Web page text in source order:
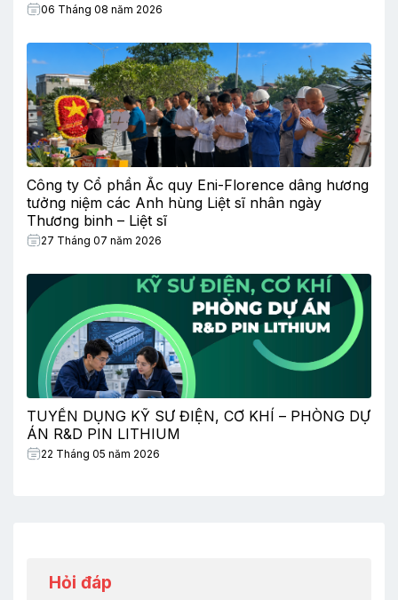
06 Tháng 08 năm 2026
Công ty Cổ phần Ắc quy Eni-Florence dâng hương
tưởng niệm các Anh hùng Liệt sĩ nhân ngày
Thương binh – Liệt sĩ
27 Tháng 07 năm 2026
TUYỂN DỤNG KỸ SƯ ĐIỆN, CƠ KHÍ – PHÒNG DỰ
ÁN R&D PIN LITHIUM
22 Tháng 05 năm 2026
Hỏi đáp